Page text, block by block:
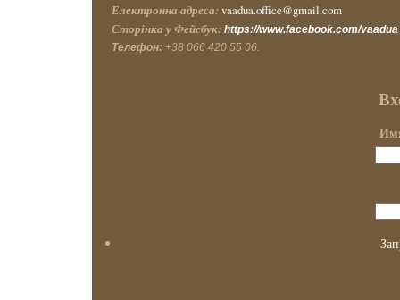
Електронна адреса: vaadua.office@gmail.com
Сторінка у Фейсбук: https://www.facebook.com/vaadua
Телефон: +38 066 420 55 06.